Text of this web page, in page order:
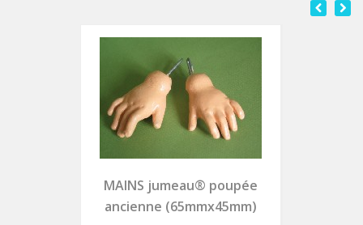
MAINS jumeau® poupée
ancienne (65mmx45mm)